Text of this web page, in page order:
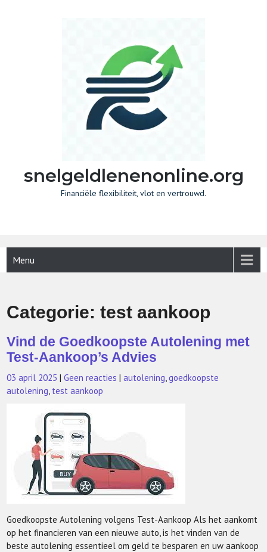
snelgeldlenenonline.org
Financiële flexibiliteit, vlot en vertrouwd.
Menu
Categorie:test aankoop
Vind de Goedkoopste Autolening met
Test-Aankoop’s Advies
03 april 2025 |Geen reacties |autolening,goedkoopste
autolening, test aankoop
Goedkoopste Autolening volgens Test-Aankoop Als het aankomt
op het financieren van een nieuwe auto, is het vinden van de
beste autolening essentieel om geld te besparen en uw aankoop